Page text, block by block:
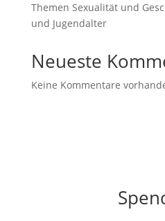
Themen Sexualität und
und Jugendalter
Neueste
Keine Kommentare